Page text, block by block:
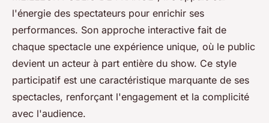
l'énergie des spectateurs pour enrichir ses
performances. Son approche interactive fait de
chaque spectacle une expérience unique, où le public
devient un acteur à part entière du show. Ce style
participatif est une caractéristique marquante de ses
spectacles, renforçant l'engagement et la complicité
avec l'audience.